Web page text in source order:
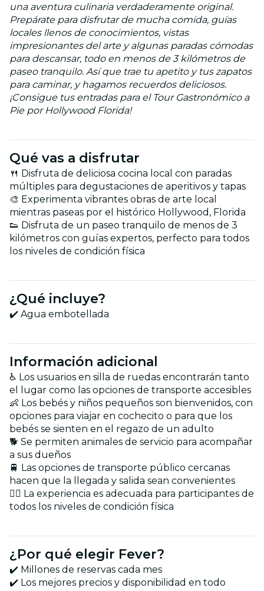
una aventura culinaria verdaderamente original.
Prepárate para disfrutar de mucha comida, guías
locales llenos de conocimientos, vistas
impresionantes del arte y algunas paradas cómodas
para descansar, todo en menos de 3 kilómetros de
paseo tranquilo. Así que trae tu apetito y tus zapatos
para caminar, y hagamos recuerdos deliciosos.
¡Consigue tus entradas para el Tour Gastronómico a
Pie por Hollywood Florida!
Qué vas a disfrutar
🍴 Disfruta de deliciosa cocina local con paradas
múltiples para degustaciones de aperitivos y tapas
🎨 Experimenta vibrantes obras de arte local
mientras paseas por el histórico Hollywood, Florida
👟 Disfruta de un paseo tranquilo de menos de 3
kilómetros con guías expertos, perfecto para todos
los niveles de condición física
¿Qué incluye?
✔️ Agua embotellada
Información adicional
♿ Los usuarios en silla de ruedas encontrarán tanto
el lugar como las opciones de transporte accesibles
👶 Los bebés y niños pequeños son bienvenidos, con
opciones para viajar en cochecito o para que los
bebés se sienten en el regazo de un adulto
🐕 Se permiten animales de servicio para acompañar
a sus dueños
🚆 Las opciones de transporte público cercanas
hacen que la llegada y salida sean convenientes
🏃‍♂️ La experiencia es adecuada para participantes de
todos los niveles de condición física
¿Por qué elegir Fever?
✔️ Millones de reservas cada mes
✔️ Los mejores precios y disponibilidad en todo